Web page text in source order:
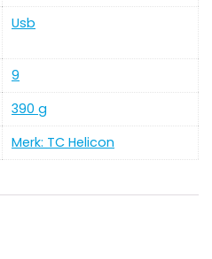
‎Usb
‎9
‎390 g
Merk: TC Helicon